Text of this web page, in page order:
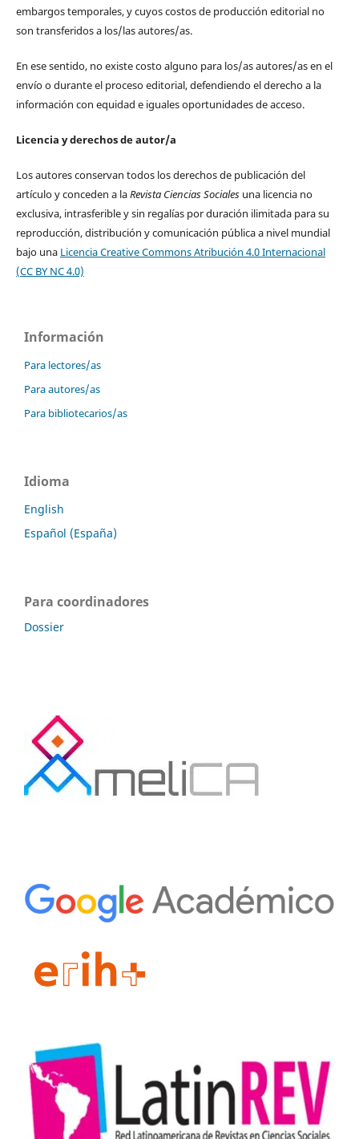
embargos temporales, y cuyos costos de producción editorial no
son transferidos a los/las autores/as.
En ese sentido, no existe costo alguno para los/as autores/as en el
envío o durante el proceso editorial, defendiendo el derecho a la
información con equidad e iguales oportunidades de acceso.
Licencia y derechos de autor/a
Los autores conservan todos los derechos de publicación del
artículo y conceden a laRevista Ciencias Socialesuna licencia no
exclusiva, intrasferible y sin regalías por duración ilimitada para su
reproducción, distribución y comunicación pública a nivel mundial
bajo una Licencia Creative Commons Atribución 4.0 Internacional
(CC BY NC 4.0)
Información
Para lectores/as
Para autores/as
Para bibliotecarios/as
Idioma
English
Español (España)
Para coordinadores
Dossier